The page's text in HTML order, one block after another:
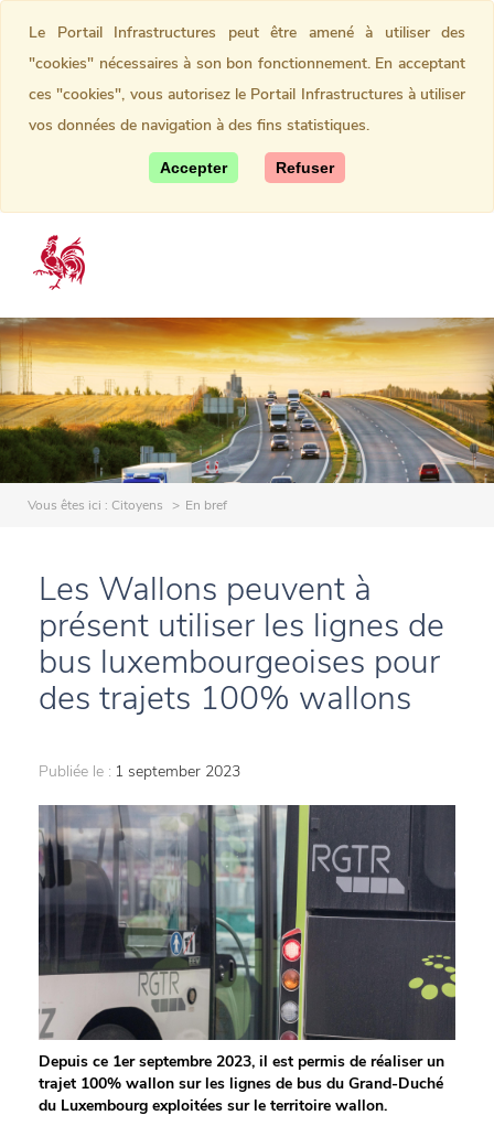
Vous êtes ici : Citoyens En bref
Les Wallons peuvent à
présent utiliser les lignes de
bus luxembourgeoises pour
des trajets 100% wallons
Publiée le : 1 september 2023
Depuis ce 1er septembre 2023, il est permis de réaliser un
trajet 100% wallon sur les lignes de bus du Grand-Duché
du Luxembourg exploitées sur le territoire wallon.
Le Portail Infrastructures peut être amené à utiliser des
"cookies" nécessaires à son bon fonctionnement. En acceptant
ces "cookies", vous autorisez le Portail Infrastructures à utiliser
vos données de navigation à des fins statistiques.
Accepter Refuser